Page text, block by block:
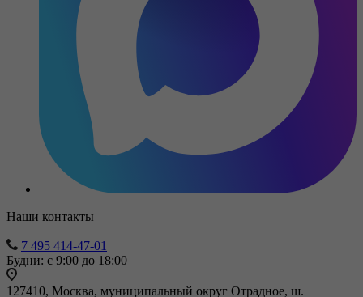
Наши контакты
7 495 414-47-01
Будни: с 9:00 до 18:00
127410, Москва, муниципальный округ Отрадное, ш.